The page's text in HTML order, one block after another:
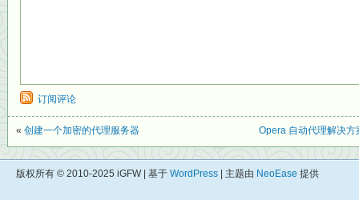
订阅评论
« 创建一个加密的代理服务器 Opera 自动代理解决
版权所有 © 2010-2025 iGFW | 基于 WordPress | 主题由 NeoEase 提供